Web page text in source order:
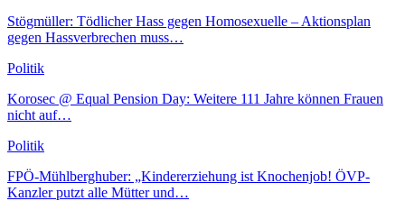
Stögmüller: Tödlicher Hass gegen Homosexuelle – Aktionsplan
gegen Hassverbrechen muss…
Politik
Korosec @ Equal Pension Day: Weitere 111 Jahre können Frauen
nicht auf…
Politik
FPÖ-Mühlberghuber: „Kindererziehung ist Knochenjob! ÖVP-
Kanzler putzt alle Mütter und…